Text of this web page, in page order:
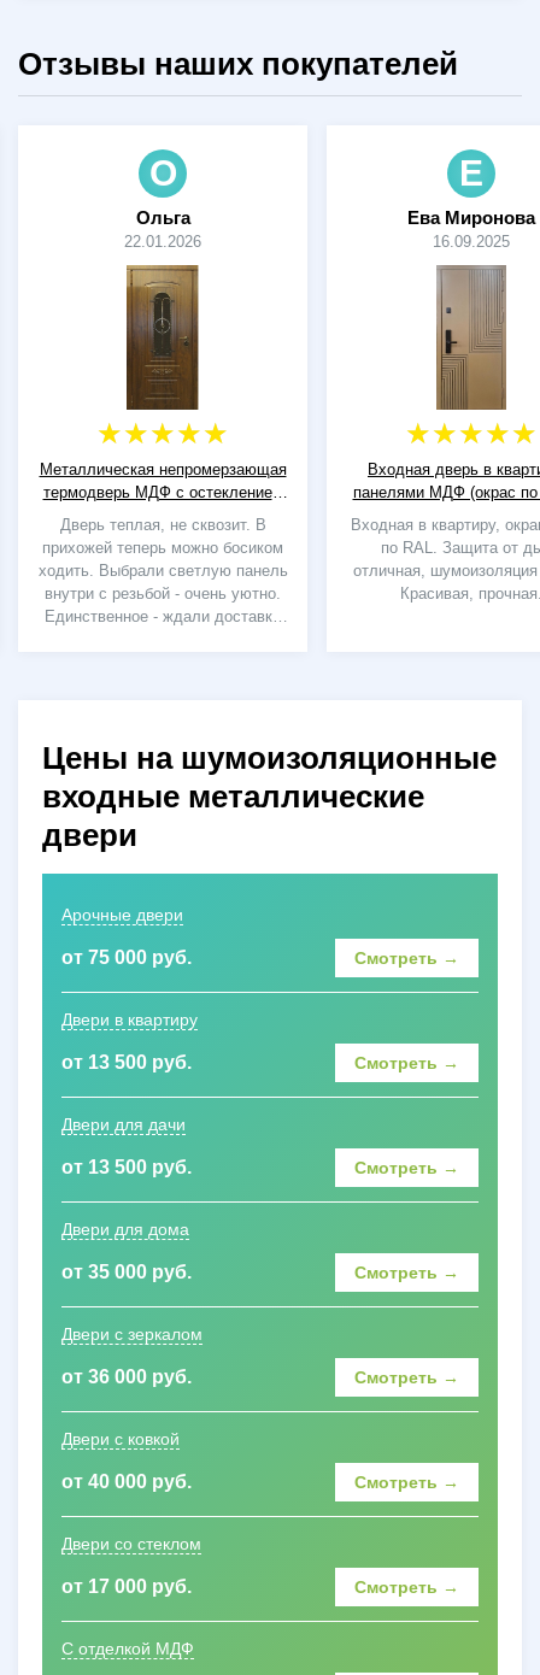
Отзывы наших покупателей
О
Ольга
22.01.2026
Металлическая непромерзающая
термодверь МДФ с остеклением
Дверь теплая, не сквозит. В
прихожей теперь можно босиком
ходить. Выбрали светлую панель
внутри с резьбой - очень уютно.
Единственное - ждали доставку
Е
Ева Миронова
16.09.2025
Входная дверь в
панелями МДФ (окрас по
Входная в квартиру,
по RAL. Защита от
отличная,
Красивая,
Цены на шумоизоляционные
входные металлические
двери
Арочные двери
от 75 000 руб. Смотреть →
Двери в квартиру
от 13 500 руб. Смотреть →
Двери для дачи
от 13 500 руб. Смотреть →
Двери для дома
от 35 000 руб. Смотреть →
Двери с зеркалом
от 36 000 руб. Смотреть →
Двери с ковкой
от 40 000 руб. Смотреть →
Двери со стеклом
от 17 000 руб. Смотреть →
С отделкой МДФ